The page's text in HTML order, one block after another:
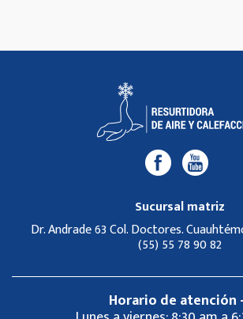
Sucursal matriz
Dr. Andrade 63 Col. Doctores.
(55) 55 78 90 82
Horario de atención -